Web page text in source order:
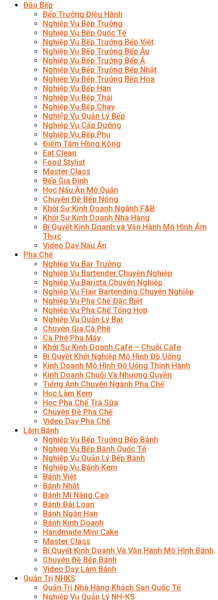
Đầu Bếp
Bếp Trưởng Điều Hành
Nghiệp Vụ Bếp Trưởng
Nghiệp Vụ Bếp Quốc Tế
Nghiệp Vụ Bếp Trưởng Bếp Việt
Nghiệp Vụ Bếp Trưởng Bếp Âu
Nghiệp Vụ Bếp Trưởng Bếp Á
Nghiệp Vụ Bếp Trưởng Bếp Nhật
Nghiệp Vụ Bếp Trưởng Bếp Hoa
Nghiệp Vụ Bếp Hàn
Nghiệp Vụ Bếp Thái
Nghiệp Vụ Bếp Chay
Nghiệp Vụ Quản Lý Bếp
Nghiệp Vụ Cấp Dưỡng
Nghiệp Vụ Bếp Phụ
Điểm Tâm Hồng Kông
Eat Clean
Food Stylist
Master Class
Bếp Gia Đình
Học Nấu Ăn Mở Quán
Chuyên Đề Bếp Nóng
Khởi Sự Kinh Doanh Ngành F&B
Khởi Sự Kinh Doanh Nhà Hàng
Bí Quyết Kinh Doanh và Vận Hành Mô Hình Ẩm
Thực
Video Dạy Nấu Ăn
Pha Chế
Nghiệp Vụ Bar Trưởng
Nghiệp Vụ Bartender Chuyên Nghiệp
Nghiệp Vụ Barista Chuyên Nghiệp
Nghiệp Vụ Flair Bartending Chuyên Nghiệp
Nghiệp Vụ Pha Chế Đặc Biệt
Nghiệp Vụ Pha Chế Tổng Hợp
Nghiệp Vụ Quản Lý Bar
Chuyên Gia Cà Phê
Cà Phê Pha Máy
Khởi Sự Kinh Doanh Cafe – Chuỗi Cafe
Bí Quyết Khởi Nghiệp Mô Hình Đồ Uống
Kinh Doanh Mô Hình Đồ Uống Thịnh Hành
Kinh Doanh Chuỗi Và Nhượng Quyền
Tiếng Anh Chuyên Ngành Pha Chế
Học Làm Kem
Học Pha Chế Trà Sữa
Chuyên Đề Pha Chế
Video Dạy Pha Chế
Làm Bánh
Nghiệp Vụ Bếp Trưởng Bếp Bánh
Nghiệp Vụ Bếp Bánh Quốc Tế
Nghiệp Vụ Quản Lý Bếp Bánh
Nghiệp Vụ Bánh Kem
Bánh Việt
Bánh Nhật
Bánh Mì Nâng Cao
Bánh Đài Loan
Bánh Ngắn Hạn
Bánh Kinh Doanh
Handmade Mini Cake
Master Class
Bí Quyết Kinh Doanh Và Vận Hành Mô Hình Bánh
Chuyên Đề Bếp Bánh
Video Dạy Làm Bánh
Quản Trị NHKS
Quản Trị Nhà Hàng Khách Sạn Quốc Tế
Nghiệp Vụ Quản Lý NH-KS